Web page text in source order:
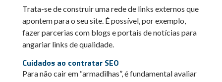
Trata-se de construir uma rede de links externos que
apontem para o seu site. É possível, por exemplo,
fazer parcerias com blogs e portais de notícias para
angariar links de qualidade.
Cuidados ao contratar SEO
Para não cair em “armadilhas”, é fundamental avaliar